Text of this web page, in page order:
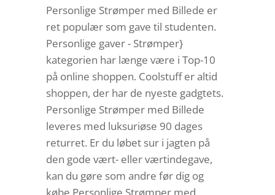
Personlige Strømper med Billede er
ret populær som gave til studenten.
Personlige gaver - Strømper}
kategorien har længe være i Top-10
på online shoppen. Coolstuff er altid
shoppen, der har de nyeste gadgtets.
Personlige Strømper med Billede
leveres med luksuriøse 90 dages
returret. Er du løbet sur i jagten på
den gode vært- eller værtindegave,
kan du gøre som andre før dig og